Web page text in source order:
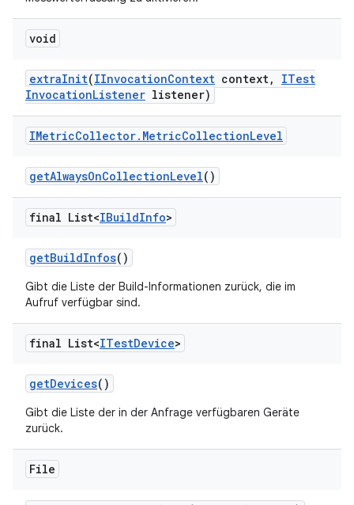
void
extraInit(IInvocationContext context,
ITest
InvocationListener listener)
IMetricCollector. MetricCollectionLevel
getAlwaysOnCollectionLevel()
final List<IBuildInfo>
getBuildInfos()
Gibt die Liste der Build-Informationen zurück, die im
Aufruf verfügbar sind.
final List<ITestDevice>
getDevices()
Gibt die Liste der in der Anfrage verfügbaren Geräte
zurück.
File